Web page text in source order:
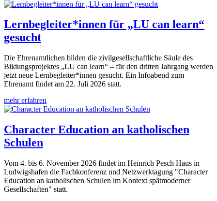
Lernbegleiter*innen für „LU can learn“
gesucht
Die Ehrenamtlichen bilden die zivilgesellschaftliche Säule des
Bildungsprojektes „LU can learn“ – für den dritten Jahrgang werden
jetzt neue Lernbegleiter*innen gesucht. Ein Infoabend zum
Ehrenamt findet am 22. Juli 2026 statt.
mehr erfahren
Character Education an katholischen
Schulen
Vom 4. bis 6. November 2026 findet im Heinrich Pesch Haus in
Ludwigshafen die Fachkonferenz und Netzwerktagung "Character
Education an katholischen Schulen im Kontext spätmoderner
Gesellschaften" statt.